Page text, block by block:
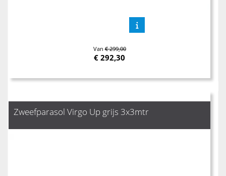
Van€ 299,00
€ 292,30
Zweefparasol Virgo Up grijs 3x3mtr